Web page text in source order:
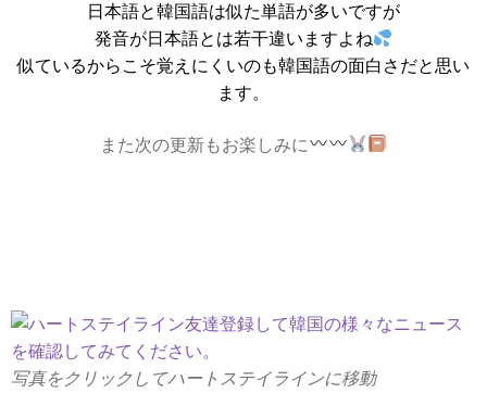
日本語と韓国語は似た単語が多いですが
発音が日本語とは若干違いますよね
似ているからこそ覚えにくいのも韓国語の面白さだと思い
ます。
また次の更新もお楽しみに
写真をクリックしてハートステイラインに移動